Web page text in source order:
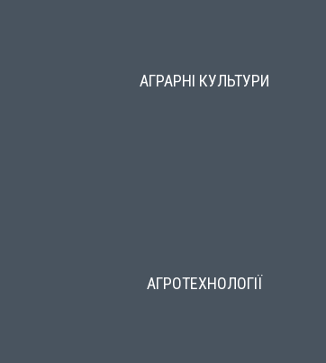
АГРАРНІ КУЛЬТУРИ
АГРОТЕХНОЛОГІЇ